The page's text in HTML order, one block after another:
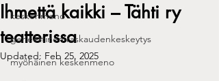
keskenmeno
geneettinen raskaudenkeskeytys
myöhäinen keskenmeno
Ihmettä kaikki – Tähti ry
teatterissa
Updated: Feb 25, 2025